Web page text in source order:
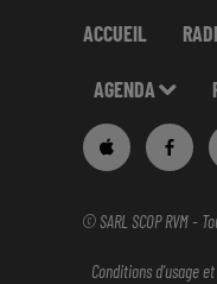
ACCUEIL
AGENDA
© SARL SCOP RVM -
Conditions d'usage